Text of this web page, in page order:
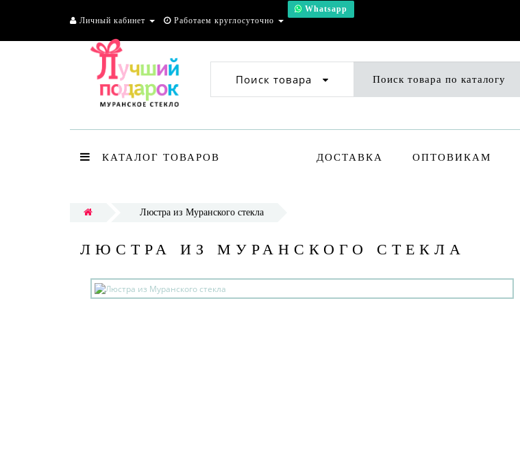
Личный кабинет Работаем круглосуточно
Whatsapp
Поиск товара
КАТАЛОГ ТОВАРОВ ДОСТАВКА ОПТОВИКАМ
Люстра из Муранского стекла
ЛЮСТРА ИЗ МУРАНСКОГО СТЕКЛА